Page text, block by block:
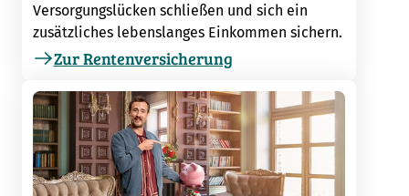
Versorgungslücken schließen und sich ein
zusätzliches lebenslanges Einkommen sichern.
Zur Rentenversicherung